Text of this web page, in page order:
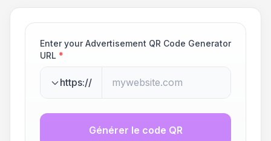
Enter your Advertisement QR Code Generator
URL *
https://
Générer le code QR